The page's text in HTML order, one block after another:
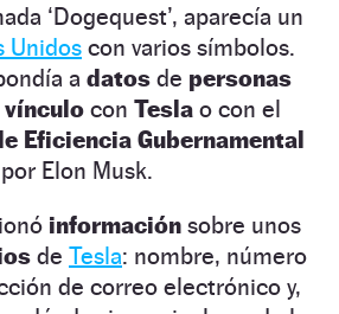
‘Dogequest’, aparecía un
Unidos con varios símbolos.
a datos de personas
vínculo con Tesla o con el
Eficiencia Gubernamental
Elon Musk.
información sobre unos
de Tesla: nombre, número
de correo electrónico y,